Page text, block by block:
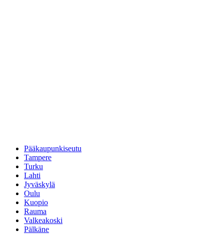
Pääkaupunkiseutu
Tampere
Turku
Lahti
Jyväskylä
Oulu
Kuopio
Rauma
Valkeakoski
Pälkäne